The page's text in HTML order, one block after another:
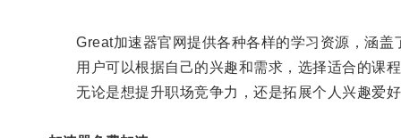
Great加速器官网提供各种各样的学习资源，涵盖
用户可以根据自己的兴趣和需求，选择适合的课
无论是想提升职场竞争力，还是拓展个人兴趣爱